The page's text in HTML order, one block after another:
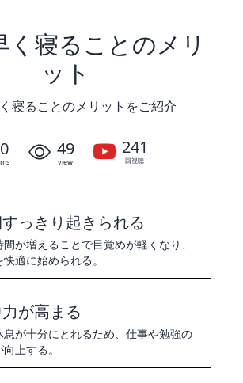
く寝ることのメリ
ット
寝ることのメリットをご紹介
49
view
241
回視聴
っきり起きられる
間が増えることで目覚めが軽くなり、
適に始められる。
が高まる
息が十分にとれるため、仕事や勉強の
上する。